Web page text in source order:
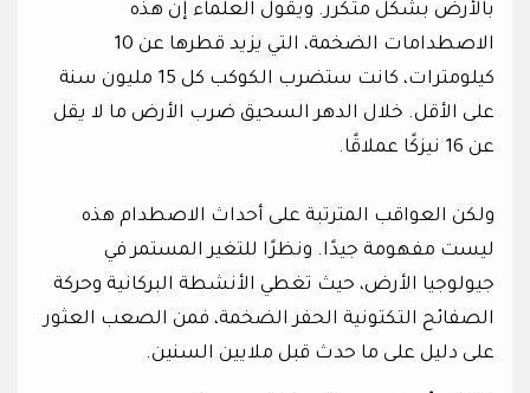
بالأرض بشكل متكرر. ويقول العلماء إن هذه
الاصطدامات الضخمة، التي يزيد قطرها عن 10
كيلومترات، كانت ستضرب الكوكب كل 15 مليون سنة
على الأقل. خلال الدهر السحيق ضرب الأرض ما لا يقل
عن 16 نيزكًا عملاقًا.
ولكن العواقب المترتبة على أحداث الاصطدام هذه
ليست مفهومة جيدًا. ونظرًا للتغير المستمر في
جيولوجيا الأرض، حيث تغطي الأنشطة البركانية وحركة
الصفائح التكتونية الحفر الضخمة، فمن الصعب العثور
على دليل على ما حدث قبل ملايين السنين.